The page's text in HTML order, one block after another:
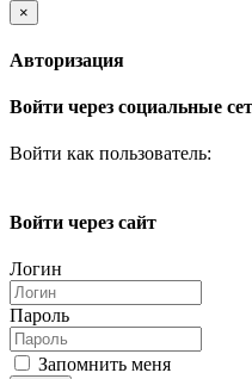
×
Авторизация
Войти через социальные
Войти как пользователь:
Войти через сайт
Логин
Пароль
Запомнить меня